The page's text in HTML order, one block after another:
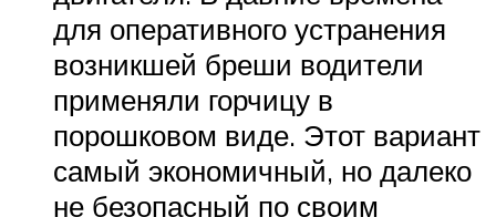
для оперативного устранения
возникшей бреши водители
применяли горчицу в
порошковом виде. Этот вариант
самый экономичный, но далеко
не безопасный по своим